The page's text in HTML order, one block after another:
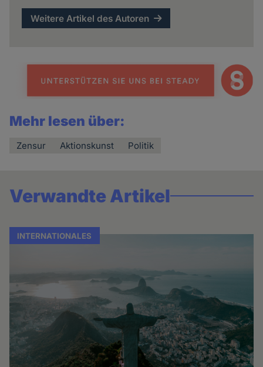
Weitere Artikel des Autoren
Mehr lesen über:
Zensur Aktionskunst Politik
Verwandte Artikel
INTERNATIONALES